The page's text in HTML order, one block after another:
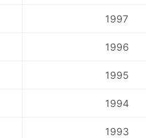
1997
1996
1995
1994
1993